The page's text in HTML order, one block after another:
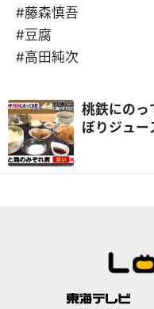
#藤森慎吾
#豆腐
#高田純次
桃鉄にのっ
ぼりジュー